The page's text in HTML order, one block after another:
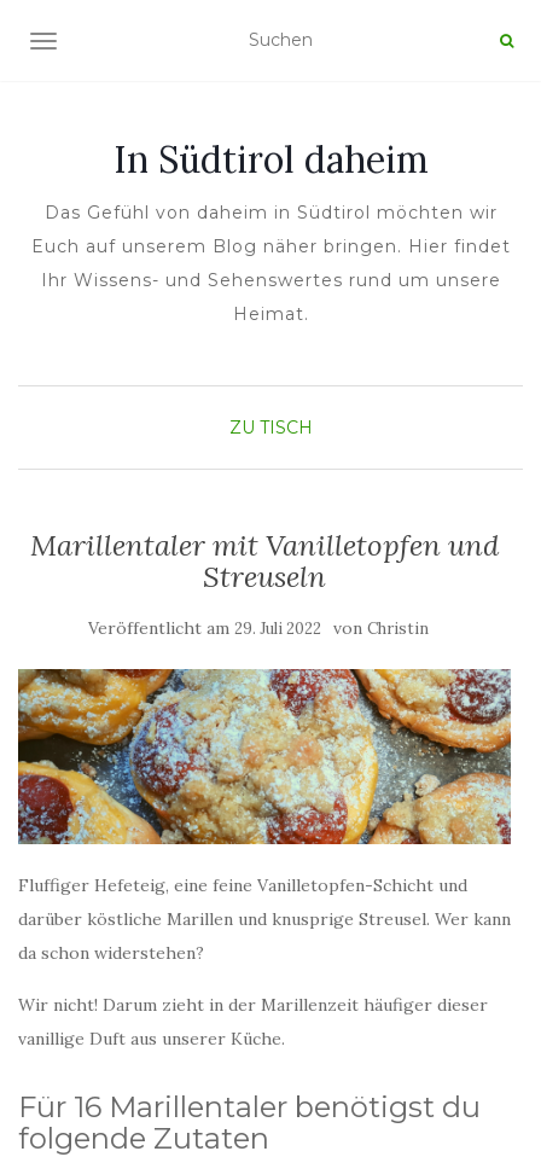
NAVIGATION UMSCHALTEN
In Südtirol daheim
Das Gefühl von daheim in Südtirol möchten wir
Euch auf unserem Blog näher bringen. Hier findet
Ihr Wissens- und Sehenswertes rund um unsere
Heimat.
ZU TISCH
Marillentaler mit Vanilletopfen und
Streuseln
Veröffentlicht am 29. Juli 2022 von Christin
Fluffiger Hefeteig, eine feine Vanilletopfen-Schicht und
darüber köstliche Marillen und knusprige Streusel. Wer kann
da schon widerstehen?
Wir nicht! Darum zieht in der Marillenzeit häufiger dieser
vanillige Duft aus unserer Küche.
Für 16 Marillentaler benötigst du
folgende Zutaten